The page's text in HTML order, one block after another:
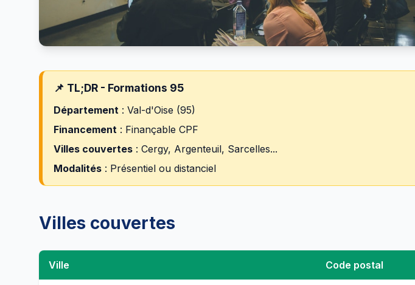
📌 TL;DR - Formations 95
Département : Val-d'Oise (95)
Financement : Finançable CPF
Villes couvertes : Cergy, Argenteuil, Sarcelles...
Modalités : Présentiel ou distanciel
Villes couvertes
Ville Code postal